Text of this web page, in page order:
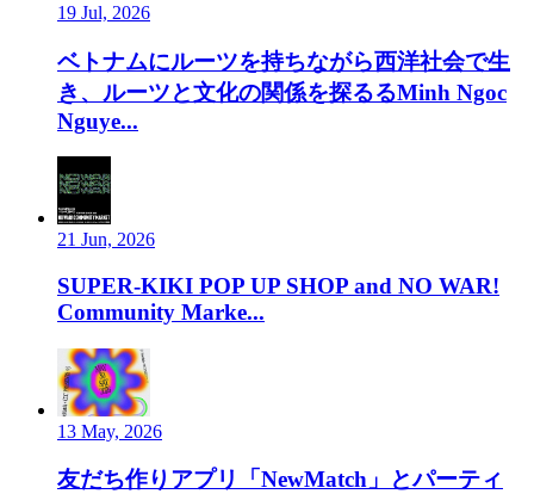
19 Jul, 2026
ベトナムにルーツを持ちながら西洋社会で生
き、ルーツと文化の関係を探るるMinh Ngoc
Nguye...
21 Jun, 2026
SUPER-KIKI POP UP SHOP and NO WAR!
Community Marke...
13 May, 2026
友だち作りアプリ「NewMatch」とパーティ